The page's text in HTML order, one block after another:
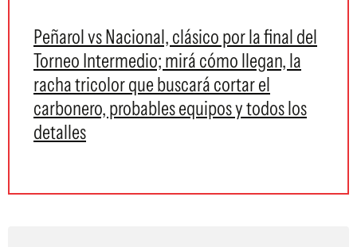
Peñarol vs Nacional, clásico por la final del
Torneo Intermedio; mirá cómo llegan, la
racha tricolor que buscará cortar el
carbonero, probables equipos y todos los
detalles